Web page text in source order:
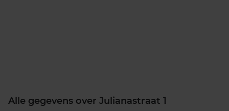
Alle gegevens over Julianastraat 1